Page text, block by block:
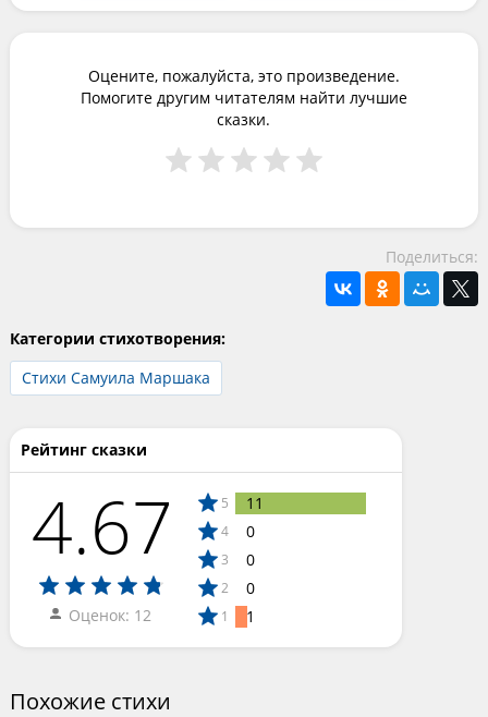
Оцените, пожалуйста, это произведение.
Помогите другим читателям найти лучшие
сказки.
Поделиться:
Категории стихотворения:
Стихи Самуила Маршака
Рейтинг сказки
4.67
Оценок: 12
5 11
4 0
3 0
2 0
1 1
Похожие стихи